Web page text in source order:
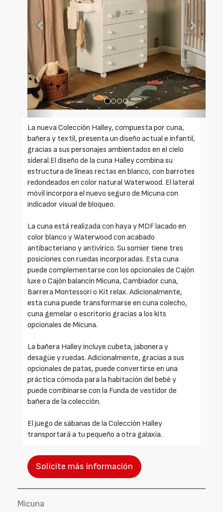
La nueva Colección Halley, compuesta por cuna,
bañera y textil, presenta un diseño actual e infantil,
gracias a sus personajes ambientados en el cielo
sideral.El diseño de la cuna Halley combina su
estructura de líneas rectas en blanco, con barrotes
redondeados en color natural Waterwood. El lateral
móvil incorpora el nuevo seguro de Micuna con
indicador visual de bloqueo.
La cuna está realizada con haya y MDF lacado en
color blanco y Waterwood con acabado
antibacteriano y antivírico. Su somier tiene tres
posiciones con ruedas incorporadas. Esta cuna
puede complementarse con los opcionales de Cajón
luxe o Cajón balancín Micuna, Cambiador cuna,
Barrera Montessori o Kit relax. Adicionalmente,
esta cuna puede transformarse en cuna colecho,
cuna gemelar o escritorio gracias a los kits
opcionales de Micuna.
La bañera Halley incluye cubeta, jabonera y
desagüe y ruedas. Adicionalmente, gracias a sus
opcionales de patas, puede convertirse en una
práctica cómoda para la habitación del bebé y
puede combinarse con la Funda de vestidor de
bañera de la colección.
El juego de sábanas de la Colección Halley
transportará a tu pequeño a otra galaxia.
Solicite más información
Micuna